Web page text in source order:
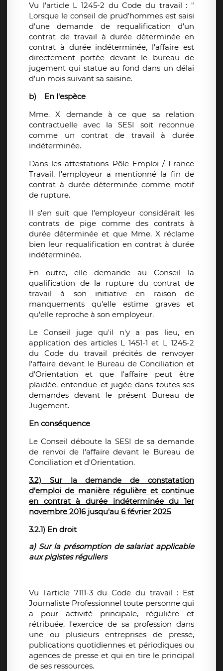
Vu l'article L 1245-2 du Code du travail : "
Lorsque le conseil de prud'hommes est saisi
d'une demande de requalification d'un
contrat de travail à durée déterminée en
contrat à durée indéterminée, l'affaire est
directement portée devant le bureau de
jugement qui statue au fond dans un délai
d'un mois suivant sa saisine.
b)
En l'espèce
Mme. X demande à ce que sa relation
contractuelle avec la SESI soit reconnue
comme un contrat de travail à durée
indéterminée.
Dans les attestations Pôle Emploi / France
Travail, l'employeur a mentionné la fin de
contrat à durée déterminée comme motif
de rupture.
Il s'en suit que l'employeur considérait les
contrats de pige comme des contrats à
durée déterminée et que Mme. X réclame
bien leur requalification en contrat à durée
indéterminée.
En outre, elle demande au Conseil la
qualification de la rupture du contrat de
travail à son initiative en raison de
manquements qu’elle estime graves et
qu'elle reproche à son employeur.
Le Conseil juge qu'il n'y a pas lieu, en
application des articles L 1451-1 et L 1245-2
du Code du travail précités de renvoyer
l'affaire devant le Bureau de Conciliation et
d'Orientation et que l'affaire peut être
plaidée, entendue et jugée dans toutes ses
demandes devant le présent Bureau de
Jugement.
En conséquence
Le Conseil déboute la SESI de sa demande
de renvoi de l'affaire devant le Bureau de
Conciliation et d'Orientation.
3.2) Sur la demande de constatation
d'emploi de manière régulière et continue
en contrat à durée indéterminée du 1er
novembre 2016 jusqu'au 6 février 2025
3.2.1) En droit
a) Sur la présomption de salariat applicable
aux pigistes réguliers
Vu l'article 7111-3 du Code du travail : Est
Journaliste Professionnel toute personne qui
a pour activité principale, régulière et
rétribuée, l'exercice de sa profession dans
une ou plusieurs entreprises de presse,
publications quotidiennes et périodiques ou
agences de presse et qui en tire le principal
de ses ressources.